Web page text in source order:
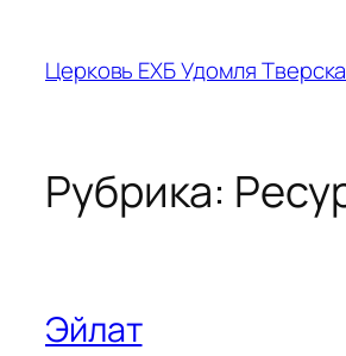
содержимому
Церковь ЕХБ Удомля
Рубрика:
Эйлат